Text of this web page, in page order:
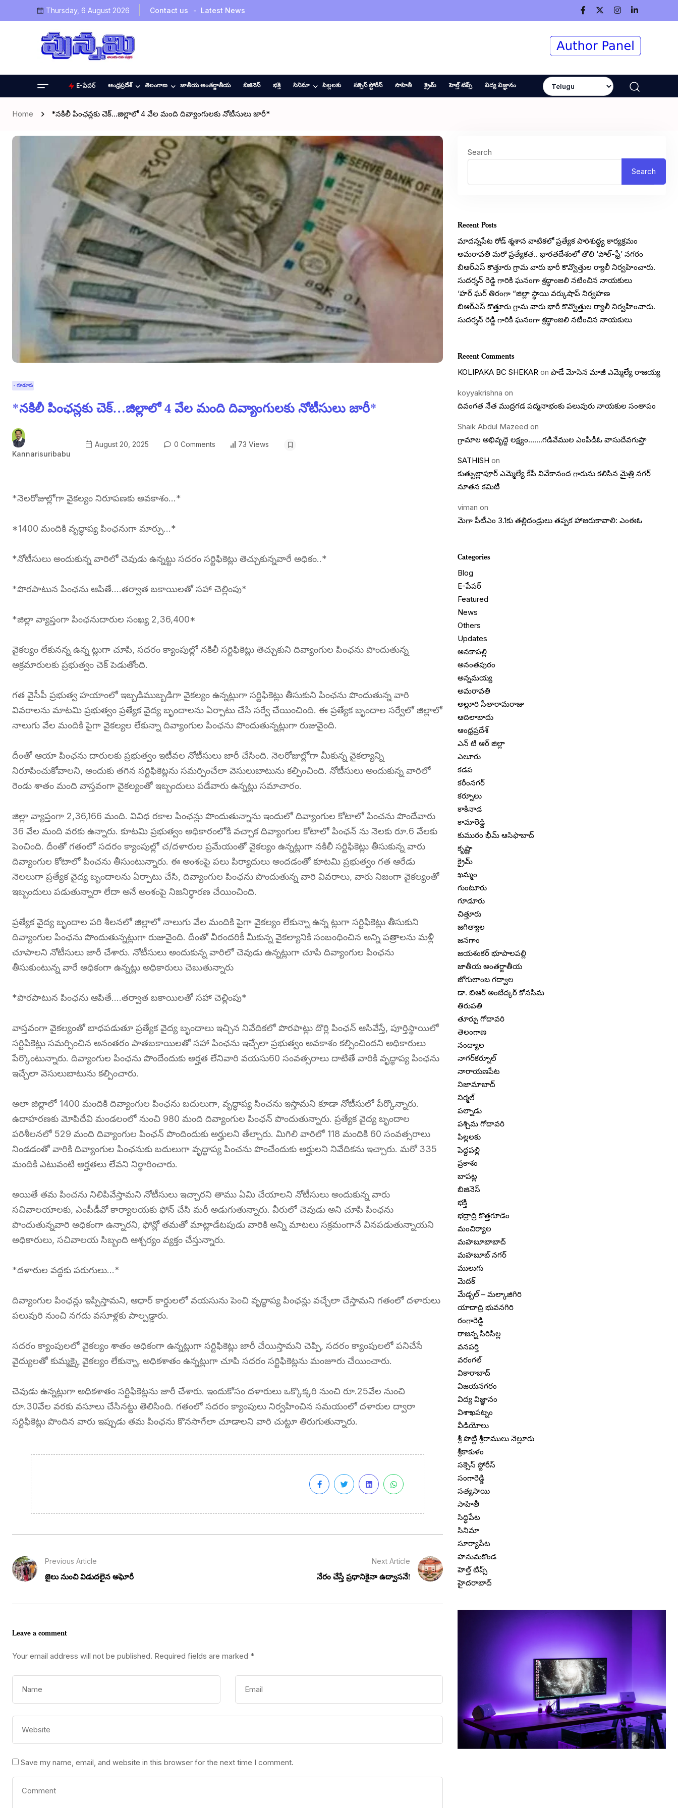
Thursday, 6 August 2026 Contact us Latest News
E-పేపర్ ఆంధ్రప్రదేశ్ తెలంగాణ జాతీయ అంతర్జాతీయ బిజినెస్ భక్తి సినిమా పిల్లలకు సక్సెస్ స్టోరీస్ సాహితీ క్రైమ్ హెల్త్ టిప్స్ విద్య విజ్ఞానం
Home *నకిలీ పింఛన్లకు చెక్…జిల్లాలో 4 వేల మంది దివ్యాంగులకు నోటీసులు జారీ*
- గూడూరు
*నకిలీ పింఛన్లకు చెక్…జిల్లాలో 4 వేల మంది దివ్యాంగులకు నోటీసులు జారీ*
Kannarisuribabu
August 20, 2025 0 Comments 73 Views
*నెలరోజుల్లోగా వైకల్యం నిరూపణకు అవకాశం…*
*1400 మందికి వృద్ధాప్య పింఛనుగా మార్పు…*
*నోటీసులు అందుకున్న వారిలో చెవుడు ఉన్నట్టు సదరం సర్టిఫికెట్లు తెచ్చుకున్నవారే అధికం..*
*పొరపాటున పింఛను ఆపితే….తర్వాత బకాయిలతో సహా చెల్లింపు*
*జిల్లా వ్యాప్తంగా పింఛనుదారుల సంఖ్య 2,36,400*
వైకల్యం లేకునన్న ఉన్న ట్లుగా చూపి, సదరం క్యాంపుల్లో నకిలీ సర్టిఫికెట్లు తెచ్చుకుని దివ్యాంగుల పింఛను పొందుతున్న
అక్రమారులకు ప్రభుత్వం చెక్ పెడుతోంది.
గత వైసీపీ ప్రభుత్వ హయాంలో ఇబ్బడిముబ్బడిగా వైకల్యం ఉన్నట్లుగా సర్టిఫికెట్లు తీసుకుని పింఛను పొందుతున్న వారి
వివరాలను మాటమి ప్రభుత్వం ప్రత్యేక వైద్య బృందాలను ఏర్పాటు చేసి సర్వే చేయించింది. ఈ ప్రత్యేక బృందాల సర్వేలో జిల్లాలో
నాలుగు వేల మందికి పైగా వైకల్యల లేకున్నా దివ్యాంగుల పింఛను పొందుతున్నట్లుగా రుజువైంది.
దీంతో ఆయా పింఛను దారులకు ప్రభుత్వం ఇటీవల నోటీసులు జారీ చేసింది. నెలరోజుల్లోగా మీకున్న వైకల్యాన్ని
నిరూపించుకోవాలని, అందుకు తగిన సర్టిఫికెట్లను సమర్పించేలా వెసులుబాటును కల్పించింది. నోటీసులు అందుకున్న వారిలో
రెండు శాతం మంది వాస్తవంగా వైకల్యంతో ఇబ్బందులు పడేవారు ఉన్నట్లు సమాచారం.
జిల్లా వ్యాప్తంగా 2,36,166 మంది. వివిధ రకాల పింఛన్లు పొందుతున్నాను ఇందులో దివ్యాంగుల కోటాలో పించను పొందేవారు
36 వేల మంది వరకు ఉన్నారు. కూటమి ప్రభుత్వం అధికారంలోకి వచ్చాక దివ్యాంగుల కోటాలో పింఛన్ ను నెలకు రూ.6 వేలకు
పెంచింది. దీంతో గతంలో సదరం క్యాంపుల్లో చ/దళారుల ప్రమేయంతో వైకల్యం ఉన్నట్లుగా నకిలీ సర్టిఫికెట్లు తీసుకున్న వారు
దివ్యాంగుల కోటాలో పించను తీసుంటున్నారు. ఈ అంశంపై పలు పిర్యాదులు అందడంతో కూటమి ప్రభుత్వం గత ఆరేడు
నెలలుగా ప్రత్యేక వైద్య బృందాలను ఏర్పాటు చేసి, దివ్యాంగుల పింఛను పొందుతున్న వారి వివరాలు, వారు నిజంగా వైకల్యంతో
ఇబ్బందులు పడుతున్నారా లేదా అనే అంశంపై నిజనిర్ధారణ చేయించింది.
ప్రత్యేక వైద్య బృందాల పరి శీలనలో జిల్లాలో నాలుగు వేల మందికి పైగా వైకల్యం లేకున్నా ఉన్న ట్లుగా సర్టిఫికెట్లు తీసుకుని
దివ్యాంగుల పింఛను పొందుతున్నట్లుగా రుజువైంది. దీంతో వీరందరికీ మీకున్న వైకల్యానికి సంబంధించిన అన్ని పత్రాలను మళ్లీ
చూపాలని నోటీసులు జారీ చేశారు. నోటీసులు అందుకున్న వారిలో చెవుడు ఉన్నట్లుగా చూపి దివ్యాంగుల పింఛను
తీసుకుంటున్న వారే అధికంగా ఉన్నట్లు అధికారులు చెబుతున్నారు
*పొరపాటున పింఛను ఆపితే….తర్వాత బకాయిలతో సహా చెల్లింపు*
వాస్తవంగా వైకల్యంతో బాధపడుతూ ప్రత్యేక వైద్య బృందాలు ఇచ్చిన నివేదికలో పొరపాట్లు దొర్లి పింఛన్ ఆసివేస్తే, పూర్తిస్థాయిలో
సర్టిపికెట్లు సమర్పించిన అనంతరం పాతబకాయిలతో సహా పింఛను ఇచ్చేలా ప్రభుత్వం అవకాశం కల్పించిందని అధికారులు
పేర్కొంటున్నారు. దివ్యాంగుల పింఛను పొందేందుకు అర్హత లేనివారి వయసు60 సంవత్సరాలు దాటితే వారికి వృద్ధాప్య పింఛను
ఇచ్చేలా వెసులుబాటును కల్పించారు.
అలా జిల్లాలో 1400 మందికి దివ్యాంగుల పింఛను బదులుగా, వృద్ధాప్య సించను ఇస్తామని కూడా నోటీసులో పేర్కొన్నారు.
ఉదాహరణకు మోపిదేవి మండలంలో నుంచి 980 మంది దివ్యాంగుల పింఛన్ పొందుతున్నారు. ప్రత్యేక వైద్య బృందాల
పరిశీలనలో 529 మంది దివ్యాంగుల పింఛన్ పొందిందుకు అర్హులని తేల్చారు. మిగిలి వారిలో 118 మందికి 60 సంవత్సరాలు
నిండడంతో వారికి దివ్యాంగుల పింఛనుకు బదులుగా వృద్ధాప్య పించను పొంచేందుకు అర్హులని నివేదికను ఇచ్చారు. మరో 335
మందికి ఎటువంటి అర్హతలు లేవని నిర్ధారించారు.
అయితే తమ పించను నిలిపివేస్తామని నోటీసులు ఇచ్చారని తాము ఏమి చేయాలని నోటీసులు అందుకున్న వారు
సచివాలయాలకు, ఎంపీడీవో కార్యాలయకు ఫోన్ చేసి మరీ అడుగుతున్నారు. వీరులో చెవుడు అని చూపి పింఛను
పొందుతున్నవారి అధికంగా ఉన్నారని, ఫోన్లో తమతో మాట్లాడేటపుడు వారికి అన్ని మాటలు సక్రమంగానే వినపడుతున్నాయని
అధికారులు, సచివాలయ సిబ్బంది ఆశ్చర్యం వ్యక్తం చేస్తున్నారు.
*దళారుల వద్దకు పరుగులు…*
దివ్యాంగుల పింఛన్లు ఇప్పిస్తామని, ఆధార్ కార్డులలో వయసును పెంచి వృద్ధాప్య పింఛన్లు వచ్చేలా చేస్తామని గతంలో దళారులు
పలువురి నుంచి నగదు వసూళ్లకు పాల్పడ్డారు.
సదరం క్యాంపులలో వైకల్యం శాతం అధికంగా ఉన్నట్లుగా సర్టిఫికెట్లు జారీ చేయిస్తామని చెప్పి, సదరం క్యాంపులలో పనిచేసే
వైద్యులతో కుమ్మక్కై వైకల్యం లేకున్నా, అధికశాతం ఉన్నట్లుగా చూపి సదరం సర్టిఫికెట్లను మంజూరు చేయించారు.
చెవుడు ఉన్నట్లుగా అధికశాతం సర్టిఫికెట్లను జారీ చేశారు. ఇందుకోసం దళారులు ఒక్కొక్కరి నుంచి రూ.25వేల నుంచి
రూ.30వేల వరకు వసూలు చేసినట్టు తెలిసింది. గతంలో సదరం క్యాంపులు నిర్వహించిన సమయంలో దళారుల ద్వారా
సర్టిఫికెట్లు పొందిన వారు ఇప్పుడు తమ పింఛను కొనసాగేలా చూడాలని వారి చుట్టూ తిరుగుతున్నారు.
Previous Article
జైలు నుంచి విడుదలైన అఘోరీ
Next Article
నేరం చేస్తే ప్రధానికైనా ఉద్వాసనే!
Leave a comment
Your email address will not be published. Required fields are marked *
Save my name, email, and website in this browser for the next time I comment.
Search
Search
Recent Posts
మాదన్నపేట రోడ్ శ్మశాన వాటికలో ప్రత్యేక పారిశుద్ధ్య కార్యక్రమం
అమరావతి మరో ప్రత్యేకత.. భారతదేశంలో తొలి ‘పోల్-ఫ్రీ’ నగరం
బిఆర్ఎస్ కొత్తూరు గ్రామ వారు భారీ కొవ్వొత్తుల ర్యాలీ నిర్వహించారు.
సుదర్శన్ రెడ్డి గారికి ఘనంగా శ్రద్ధాంజలి నటించిన నాయకులు
‘హర్ ఘర్ తిరంగా “జిల్లా స్థాయి వర్కుషాప్ నిర్వహణ
బిఆర్ఎస్ కొత్తూరు గ్రామ వారు భారీ కొవ్వొత్తుల ర్యాలీ నిర్వహించారు.
సుదర్శన్ రెడ్డి గారికి ఘనంగా శ్రద్ధాంజలి నటించిన నాయకులు
Recent Comments
KOLIPAKA BC SHEKAR onపాడే మోసిన మాజీ ఎమ్మెల్యే రాజయ్య
koyyakrishna on
దివంగత నేత ముద్రగడ పద్మనాభంకు పలువురు నాయకుల సంతాపం
Shaik Abdul Mazeed on
గ్రామాల అభివృద్దె లక్ష్యం…….గడివేముల ఎంపీడీఓ వాసుదేవగుప్తా
SATHISH on
కుత్బుల్లాపూర్ ఎమ్మెల్యే కేపీ వివేకానంద గారును కలిసిన మైత్రి నగర్
నూతన కమిటీ
viman on
మెగా పీటీఎం 3.1కు తల్లిదండ్రులు తప్పక హాజరుకావాలి: ఎంఈఓ
Categories
Blog
E-పేపర్
Featured
News
Others
Updates
అనకాపల్లి
అనంతపురం
అన్నమయ్య
అమరావతి
అల్లూరి సీతారామరాజు
ఆదిలాబాదు
ఆంధ్రప్రదేశ్
ఎన్ టి ఆర్ జిల్లా
ఎలూరు
కడప
కరీంనగర్
కర్నూలు
కాకినాడ
కామారెడ్డి
కుమురం భీమ్ ఆసిఫాబాద్
కృష్ణా
క్రైమ్
ఖమ్మం
గుంటూరు
గూడూరు
చిత్తూరు
జగిత్యాల
జనగాం
జయశంకర్ భూపాలపల్లి
జాతీయ అంతర్జాతీయ
జోగులాంబ గద్వాల
డా. బిఆర్ అంబేద్కర్ కోనసీమ
తిరుపతి
తూర్పు గోదావరి
తెలంగాణ
నంద్యాల
నాగర్‌కర్నూల్
నారాయణపేట
నిజామాబాద్
నిర్మల్
పల్నాడు
పశ్చిమ గోదావరి
పిల్లలకు
పెద్దపల్లి
ప్రకాశం
బాపట్ల
బిజినెస్
భక్తి
భద్రాద్రి కొత్తగూడెం
మంచిర్యాల
మహబూబాబాద్
మహబూబ్ నగర్
ములుగు
మెదక్
మేడ్చల్ – మల్కాజిగిరి
యాదాద్రి భువనగిరి
రంగారెడ్డి
రాజన్న సిరిసిల్ల
వనపర్తి
వరంగల్
వికారాబాద్
విజయనగరం
విద్య విజ్ఞానం
విశాఖపట్నం
వీడియోలు
శ్రీ పొట్టి శ్రీరాములు నెల్లూరు
శ్రీకాకుళం
సక్సెస్ స్టోరీస్
సంగారెడ్డి
సత్యసాయి
సాహితీ
సిద్ధిపేట
సినిమా
సూర్యాపేట
హనుమకొండ
హెల్త్ టిప్స్
హైదరాబాద్